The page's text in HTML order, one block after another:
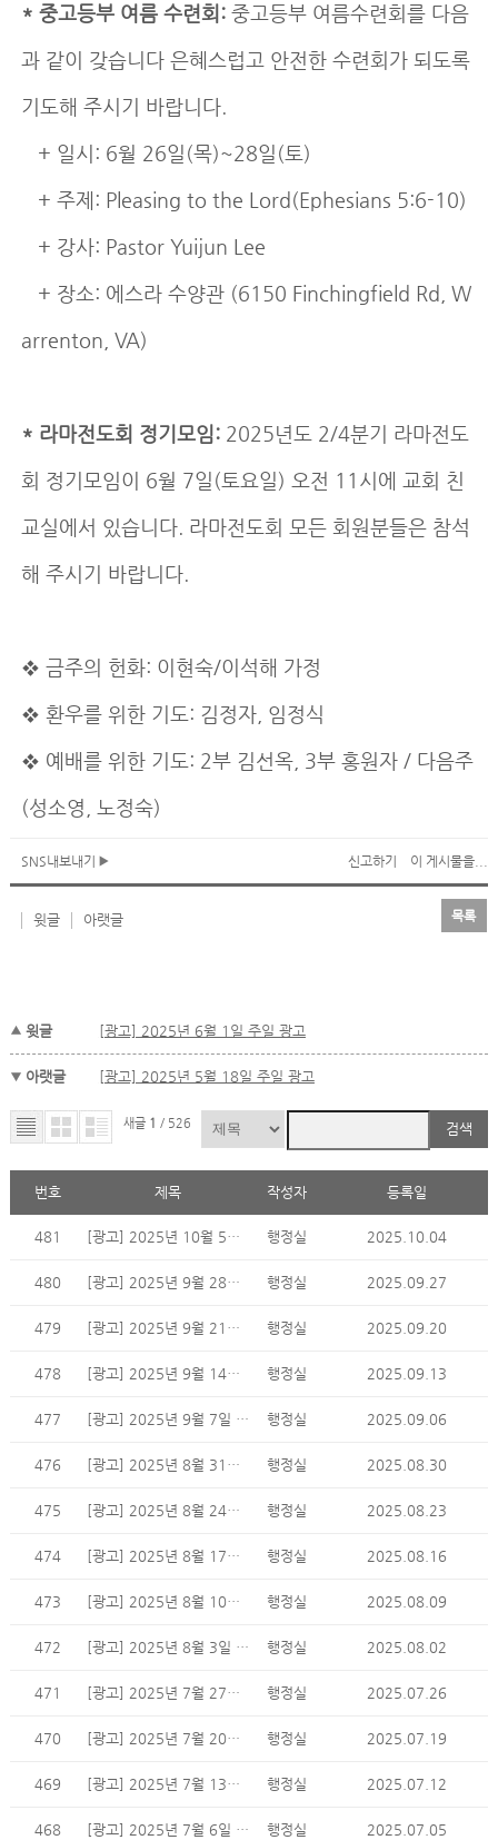
* 중고등부 여름 수련회:중고등부 여름수련회를 다음
과 같이 갖습니다 은혜스럽고 안전한 수련회가 되도록
기도해 주시기 바랍니다.
+ 일시: 6월 26일(목)~28일(토)
+ 주제: Pleasing to the Lord(Ephesians 5:6-10)
+ 강사: Pastor Yuijun Lee
+ 장소: 에스라 수양관 (6150 Finchingfield Rd, W
arrenton, VA)
* 라마전도회 정기모임: 2025년도 2/4분기 라마전도
회 정기모임이 6월 7일(토요일) 오전 11시에 교회 친
교실에서 있습니다. 라마전도회 모든 회원분들은 참석
해 주시기 바랍니다.
❖ 금주의 헌화: 이현숙/이석해 가정
❖ 환우를 위한 기도: 김정자, 임정식
❖ 예배를 위한 기도: 2부 김선옥, 3부 홍원자 / 다음주
(성소영, 노정숙)
SNS내보내기 신고하기 이 게시물을...
윗글 아랫글 목록
윗글 [광고] 2025년 6월 1일 주일 광고
아랫글 [광고] 2025년 5월 18일 주일 광고
새글 1 / 526 검색
번호 제목 작성자 등록일
481 [광고] 2025년 10월 5일 주일 광고 행정실 2025.10.04
480 [광고] 2025년 9월 28일 주일 광고 행정실 2025.09.27
479 [광고] 2025년 9월 21일 주일 광고 행정실 2025.09.20
478 [광고] 2025년 9월 14일 주일 광고 행정실 2025.09.13
477 [광고] 2025년 9월 7일 주일 광고 행정실 2025.09.06
476 [광고] 2025년 8월 31일 주일 광고 행정실 2025.08.30
475 [광고] 2025년 8월 24일 주일 광고 행정실 2025.08.23
474 [광고] 2025년 8월 17일 주일 광고 행정실 2025.08.16
473 [광고] 2025년 8월 10일 주일 광고 행정실 2025.08.09
472 [광고] 2025년 8월 3일 주일 광고 행정실 2025.08.02
471 [광고] 2025년 7월 27일 주일 광고 행정실 2025.07.26
470 [광고] 2025년 7월 20일 주일 광고 행정실 2025.07.19
469 [광고] 2025년 7월 13일 주일 광고 행정실 2025.07.12
468 [광고] 2025년 7월 6일 주일 광고 행정실 2025.07.05